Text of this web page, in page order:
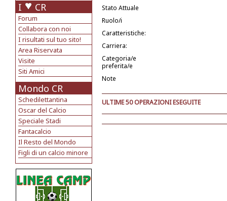
I CR
Forum
Collabora con noi
I risultati sul tuo sito!
Area Riservata
Visite
Siti Amici
Mondo CR
Schedilettantina
Oscar del Calcio
Speciale Stadi
Fantacalcio
Il Resto del Mondo
Figli di un calcio minore
Stato Attuale
Ruolo/i
Caratteristiche:
Carriera:
Categoria/e
preferita/e
Note
ULTIME 50 OPERAZIONI ESEGUITE